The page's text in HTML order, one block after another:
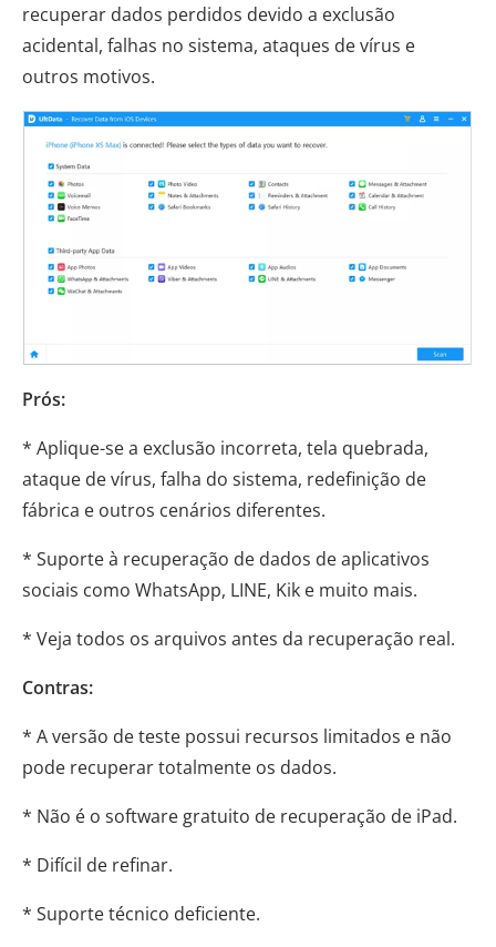
recuperar dados perdidos devido a exclusão
acidental, falhas no sistema, ataques de vírus e
outros motivos.
Prós:
* Aplique-se a exclusão incorreta, tela quebrada,
ataque de vírus, falha do sistema, redefinição de
fábrica e outros cenários diferentes.
* Suporte à recuperação de dados de aplicativos
sociais como WhatsApp, LINE, Kik e muito mais.
* Veja todos os arquivos antes da recuperação real.
Contras:
* A versão de teste possui recursos limitados e não
pode recuperar totalmente os dados.
* Não é o software gratuito de recuperação de iPad.
* Difícil de refinar.
* Suporte técnico deficiente.